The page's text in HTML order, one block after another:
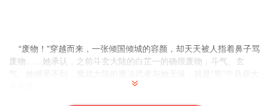
“废物！”穿越而来，一张倾国倾城的容颜，却天天被人指着鼻子骂
废物……她承认，之前斗玄大陆的白芷一的确很废物，斗气、玄